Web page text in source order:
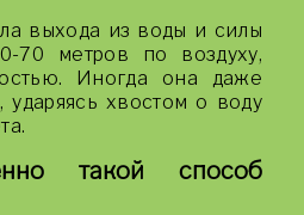
выхода из воды и силы
70 метров по воздуху,
Иногда она даже
ударяясь хвостом о воду
такой способ